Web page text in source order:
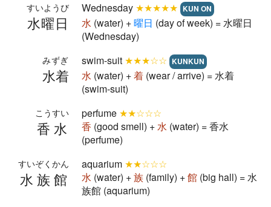
水曜日
すいようび Wednesday ★★★★★ KUN ON
水 (water) +曜日 (day of week) = 水曜日
(Wednesday)
水着
みずぎ swim-suit ★★★☆☆ KUNKUN
水 (water) +着 (wear / arrive) = 水着
(swim-suit)
香水
こうすい perfume ★★☆☆☆
香 (good smell) +水 (water) = 香水
(perfume)
水族館
すいぞくかん aquarium ★★☆☆☆
水 (water) +族 (family) +館 (big hall) = 水
族館 (aquarium)